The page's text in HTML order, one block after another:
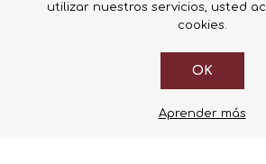
Calle Italia 6, 03003
+34 965 12 23 55
© 2026 Librería Cilsa.
utilizar nuestros servicios, usted
cookies.
OK
Aprender más